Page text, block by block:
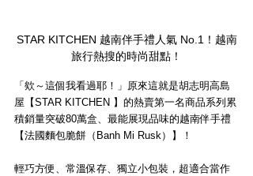
STAR KITCHEN 越南伴手禮人氣 No.1！越南
旅行熱搜的時尚甜點！
「欸～這個我看過耶！」原來這就是胡志明高島
屋【STAR KITCHEN 】的熱賣第一名商品系列累
積銷量突破80萬盒、最能展現品味的越南伴手禮
【法國麵包脆餅（Banh Mi Rusk）】！
輕巧方便、常溫保存、獨立小包裝，超適合當作